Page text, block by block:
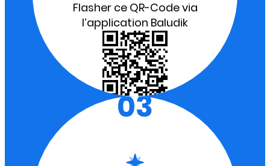
Flasher ce QR-Code via
l’application Baludik
03